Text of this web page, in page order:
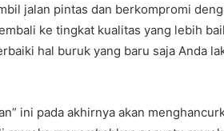
jalan pintas dan berkompromi
ke tingkat kualitas yang lebih
hal buruk yang baru saja Anda
ini pada akhirnya akan